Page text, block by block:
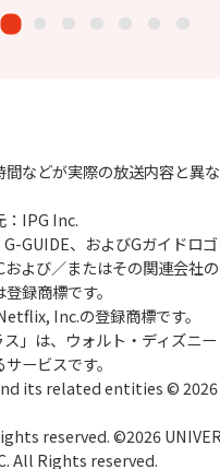
間などが実際の放送内容と異
：IPG Inc.
GUIDE、およびGガイドロ
よび／またはその関連会社
録商標です。
Inc.の登録商標です。
ス」は、ウォルト・ディズニ
ービスです。
its related entities ©
reserved. ©2026
All Rights reserved.